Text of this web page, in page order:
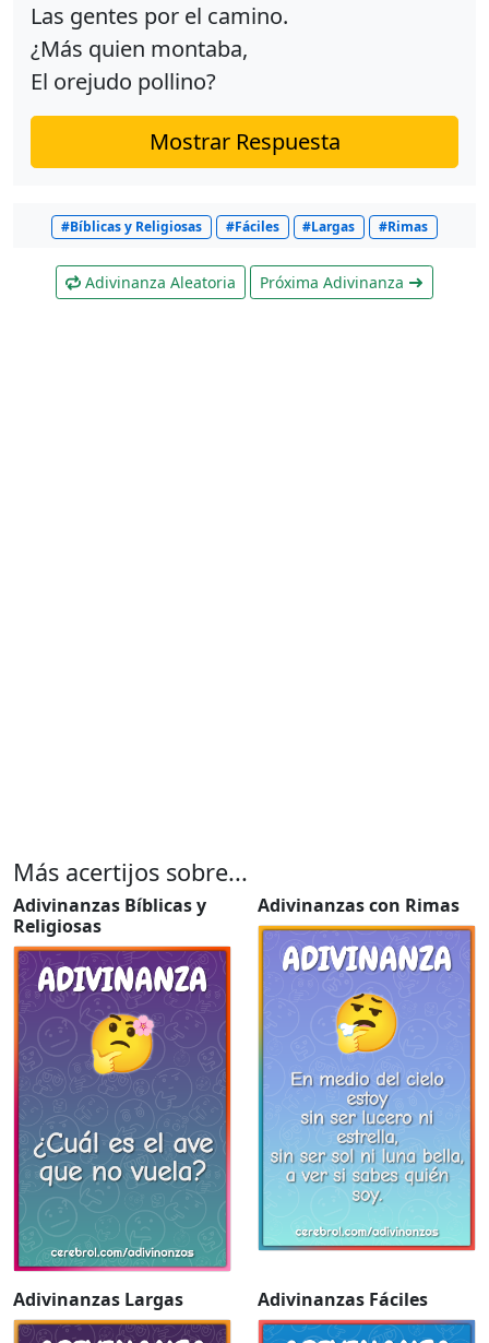
Las gentes por el camino.
¿Más quien montaba,
El orejudo pollino?
Mostrar Respuesta
#Bíblicas y Religiosas #Fáciles #Largas #Rimas
Adivinanza Aleatoria Próxima Adivinanza
Más acertijos sobre...
Adivinanzas Bíblicas y
Religiosas
Adivinanzas con Rimas
Adivinanzas Largas Adivinanzas Fáciles